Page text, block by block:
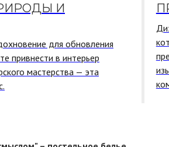
И
для обновления
привнести в интерьер
мастерства — эта